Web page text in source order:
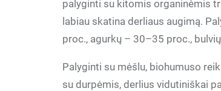
palyginti su kitomis organinėmis
labiau skatina derliaus augimą.
proc., agurkų – 30–35 proc.,
Palyginti su mėšlu, biohumuso
su durpėmis, derlius vidutiniškai